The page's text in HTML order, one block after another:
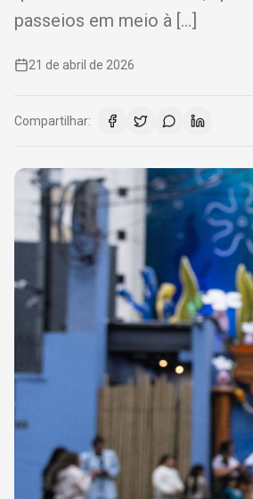
passeios em meio à […]
21 de abril de 2026
Compartilhar: